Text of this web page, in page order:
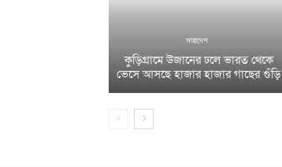
সারাদেশ
কুড়িগ্রামে উজানের ঢলে ভারত থেকে
ভেসে আসছে হাজার হাজার গাছের গুঁড়ি